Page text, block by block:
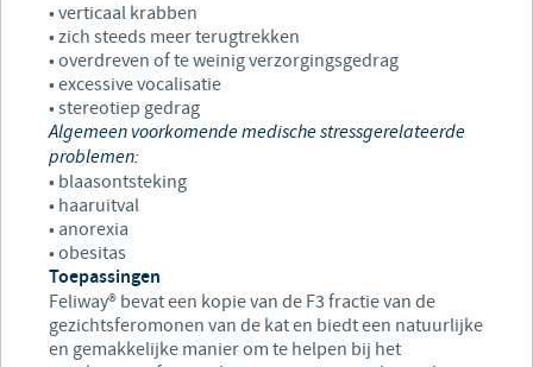
• verticaal krabben
• zich steeds meer terugtrekken
• overdreven of te weinig verzorgingsgedrag
• excessive vocalisatie
• stereotiep gedrag
Algemeen voorkomende medische stressgerelateerde
problemen:
• blaasontsteking
• haaruitval
• anorexia
• obesitas
Toepassingen
Feliway® bevat een kopie van de F3 fractie van de
gezichtsferomonen van de kat en biedt een natuurlijke
en gemakkelijke manier om te helpen bij het